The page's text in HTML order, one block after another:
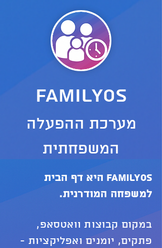
FamilyOS
מערכת ההפעלה
המשפחתית
FamilyOS היא דף הבית
למשפחה המודרנית.
במקום קבוצות וואטסאפ,
פתקים, יומנים ואפליקציות -